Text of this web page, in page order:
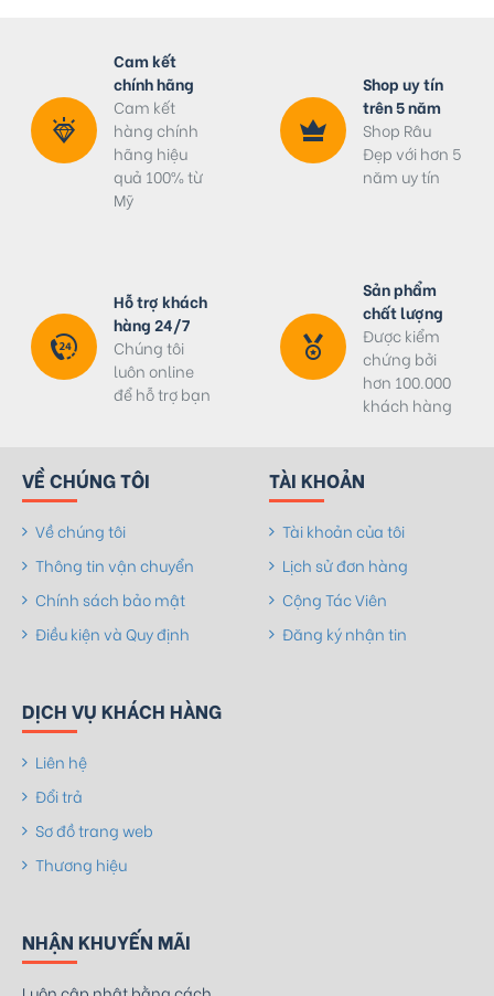
Cam kết
chính hãng
Cam kết
hàng chính
hãng hiệu
quả 100% từ
Mỹ
Shop uy tín
trên 5 năm
Shop Râu
Đẹp với hơn 5
năm uy tín
Hỗ trợ khách
hàng 24/7
Chúng tôi
luôn online
để hỗ trợ bạn
Sản phẩm
chất lượng
Được kiểm
chứng bởi
hơn 100.000
khách hàng
VỀ CHÚNG TÔI
Về chúng tôi
Thông tin vận chuyển
Chính sách bảo mật
Điều kiện và Quy định
TÀI KHOẢN
Tài khoản của tôi
Lịch sử đơn hàng
Cộng Tác Viên
Đăng ký nhận tin
DỊCH VỤ KHÁCH HÀNG
Liên hệ
Đổi trả
Sơ đồ trang web
Thương hiệu
NHẬN KHUYẾN MÃI